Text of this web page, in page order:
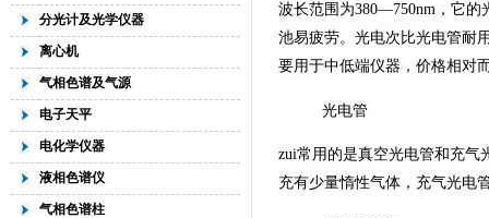
分光计及光学仪器
离心机
气相色谱及气源
电子天平
电化学仪器
液相色谱仪
气相色谱柱
波长范围为380—750nm，它的
池易疲劳。光电次比光电管耐
要用于中低端仪器，价格相对
光电管
zui常用的是真空光电管和充气
充有少量惰性气体，充气光电